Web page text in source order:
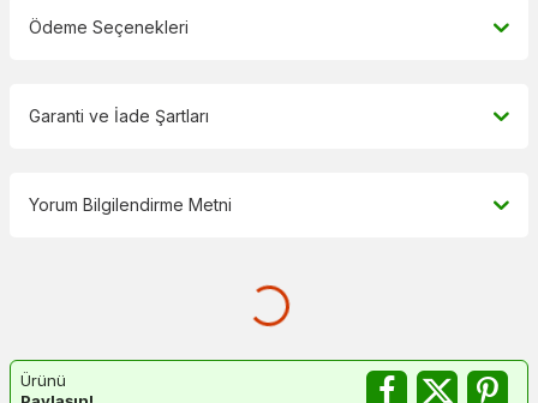
Ödeme Seçenekleri
Garanti ve İade Şartları
Yorum Bilgilendirme Metni
Ürünü